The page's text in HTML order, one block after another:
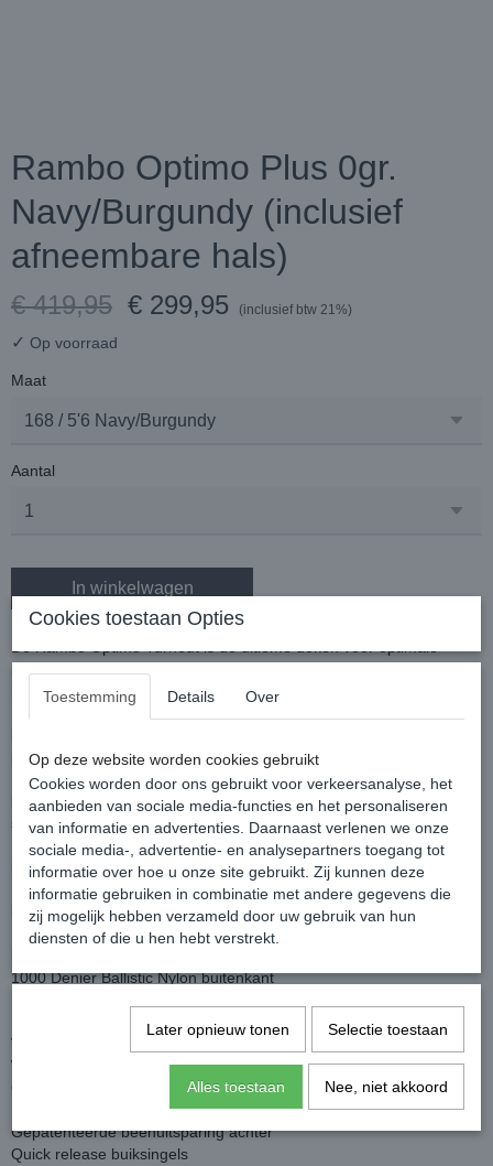
Rambo Optimo Plus 0gr.
Navy/Burgundy (inclusief
afneembare hals)
€ 419,95 € 299,95 (inclusief btw 21%)
✓ Op voorraad
Maat
Aantal
In winkelwagen
hals met 150 grams vulling.
polyester antibacteriële laag.
De deken is voorzien van een V-Front sluiting op de borst, hoge
loopsplit, drie kruissingels, achterbeen uitsparing, bilkoord, een
staartflap en reflectie strepen.
De deken is voorzien van het Horseware Linersysteem (liner niet
inclusief)
Kleur: Navy/Burgundy
Pasvorm: de deken valt een maat ruimer!
1000 Denier Ballistic Nylon buitenkant
Inclusief afneemare hals 150gr.
Voorzien van het Liner systeem (liner niet inclusief)
Waterdicht, ademend en vuilafstotend
Gepatenteerde 'V' borstsluiting
Gepatenteerde beenuitsparing achter
Quick release buiksingels
Cookies toestaan Opties
Toestemming Details Over
Op deze website worden cookies gebruikt
Cookies worden door ons gebruikt voor verkeersanalyse, het
aanbieden van sociale media-functies en het personaliseren
van informatie en advertenties. Daarnaast verlenen we onze
sociale media-, advertentie- en analysepartners toegang tot
informatie over hoe u onze site gebruikt. Zij kunnen deze
informatie gebruiken in combinatie met andere gegevens die
zij mogelijk hebben verzameld door uw gebruik van hun
diensten of die u hen hebt verstrekt.
Later opnieuw tonen Selectie toestaan
Alles toestaan Nee, niet akkoord